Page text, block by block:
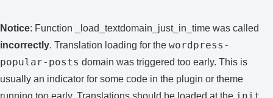
Notice: Function _load_textdomain_just_in_time was called
incorrectly. Translation loading for the wordpress-
popular-posts domain was triggered too early. This is
usually an indicator for some code in the plugin or theme
running too early. Translations should be loaded at the